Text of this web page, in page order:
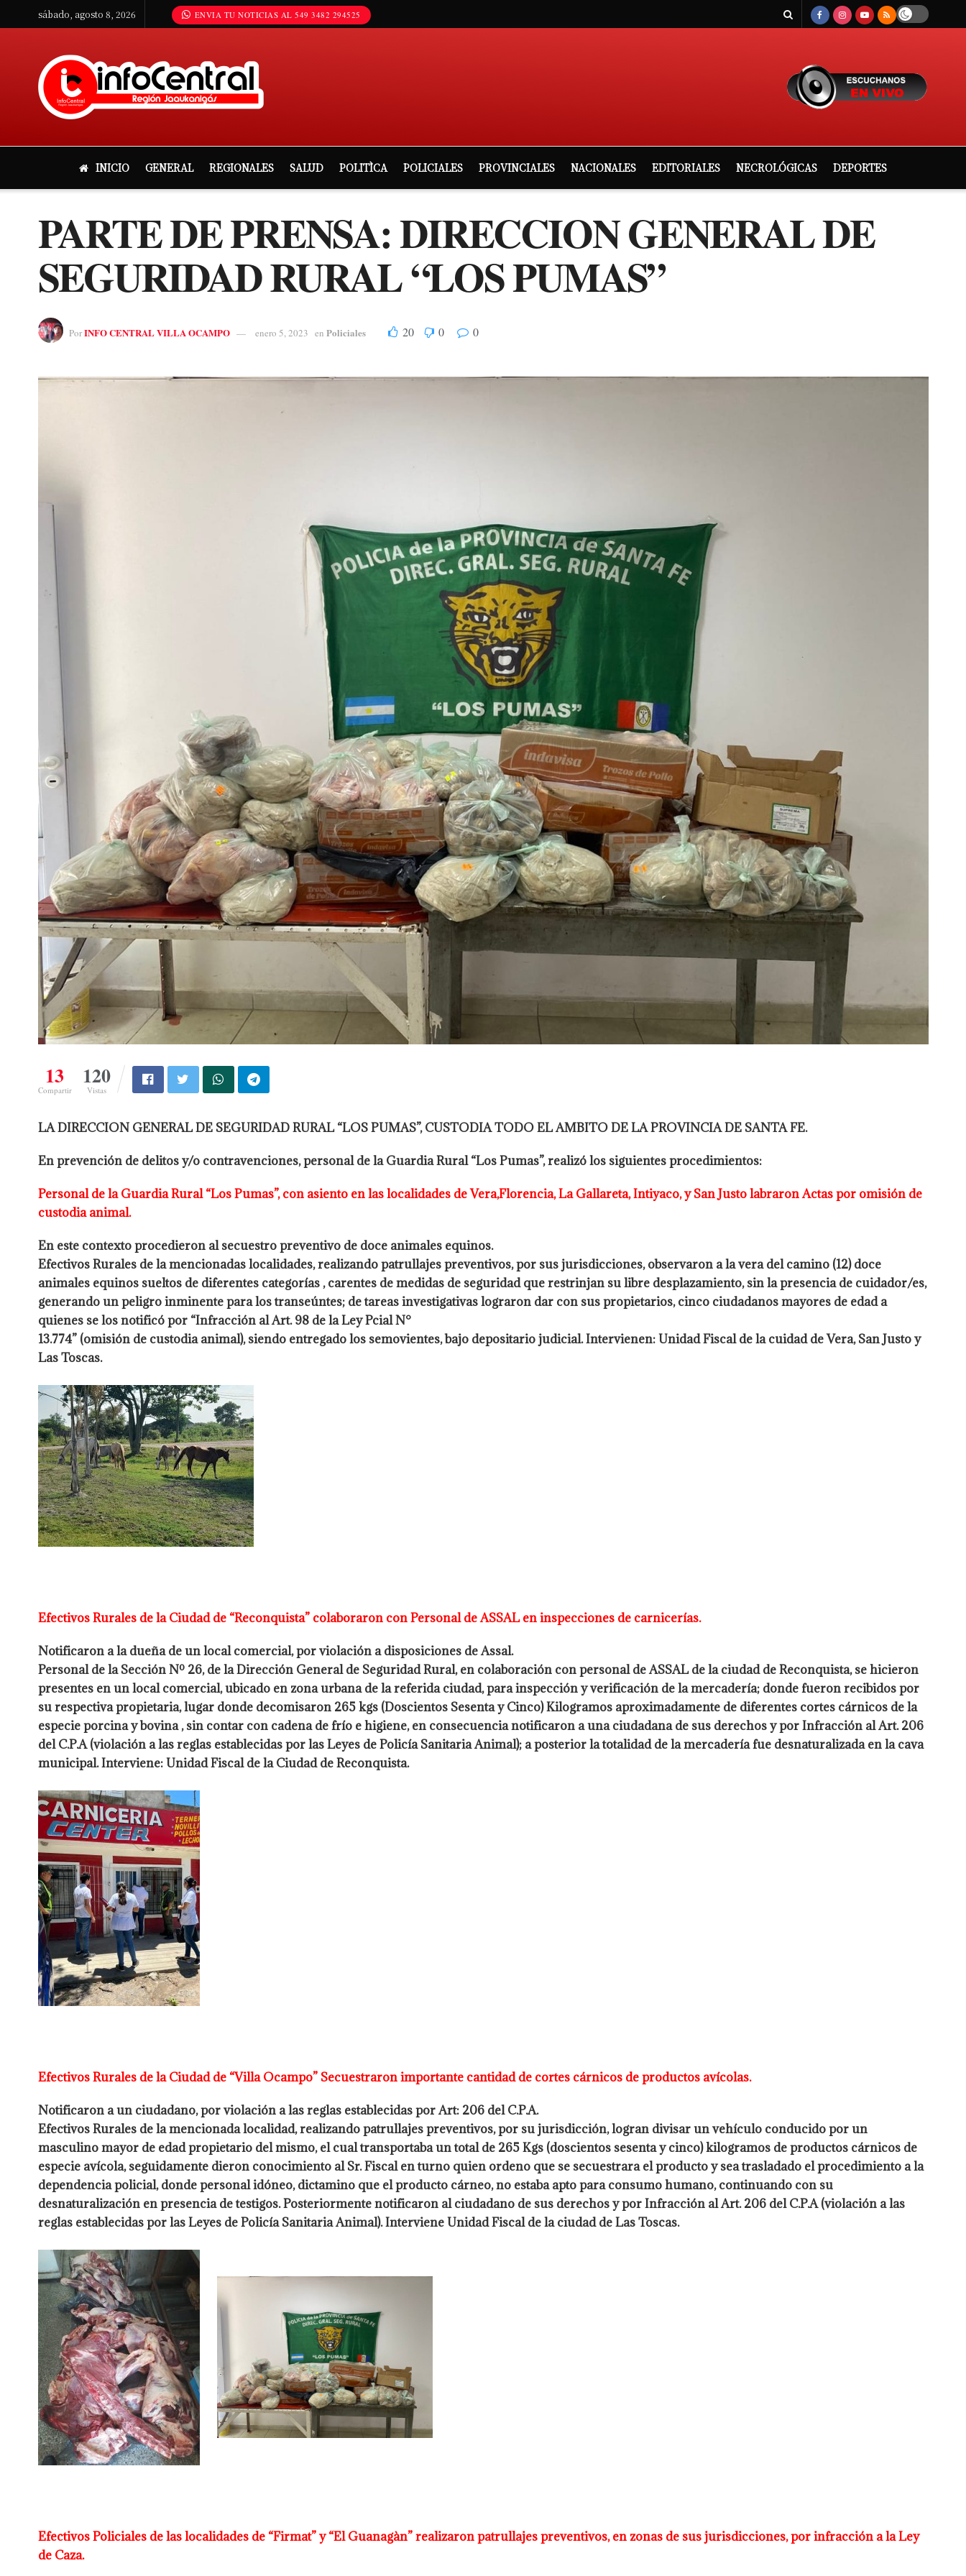
sábado, agosto 8, 2026 ENVIA TU NOTICIAS AL 549 3482 294525
INICIO GENERAL REGIONALES SALUD POLITÌCA POLICIALES PROVINCIALES NACIONALES EDITORIALES NECROLÓGICAS DEPORTES
PARTE DE PRENSA: DIRECCION GENERAL DE
SEGURIDAD RURAL “LOS PUMAS”
PorINFO CENTRAL VILLA OCAMPO enero 5, 2023 en Policiales 20 0 0
13
Compartir
120
Vistas
LA DIRECCION GENERAL DE SEGURIDAD RURAL “LOS PUMAS”, CUSTODIA TODO EL AMBITO DE LA PROVINCIA DE SANTA FE.
En prevención de delitos y/o contravenciones, personal de la Guardia Rural “LosPumas”, realizó los siguientes procedimientos:
Personal de la Guardia Rural “Los Pumas”, con asiento en las localidades de Vera,Florencia, La Gallareta, Intiyaco, y San Justo labraron Actas por omisión de
custodiaanimal.
En este contexto procedieron al secuestro preventivo de doce animales equinos.
Efectivos Rurales de la mencionadas localidades, realizando patrullajes preventivos, por sus jurisdicciones, observaron a la vera del camino (12) doce
animales equinos sueltos de diferentes categorías , carentes de medidas de seguridad que restrinjan su libre desplazamiento, sin la presencia de cuidador/es,
generando un peligro inminente para lostranseúntes; de tareas investigativas lograron dar con sus propietarios, cinco ciudadanosmayores de edad a
quienes se los notificó por “Infracción al Art. 98 de la Ley Pcial N°
13.774” (omisión de custodia animal), siendo entregado los semovientes, bajo depositariojudicial. Intervienen: Unidad Fiscal de la cuidad de Vera, San Justo y
Las Toscas.
Efectivos Rurales de la Ciudad de “Reconquista” colaboraron con Personal de ASSAL en inspecciones de carnicerías.
Notificaron a la dueña de un local comercial, por violación a disposiciones de Assal.
Personal de la Sección Nº 26, de la Dirección General de Seguridad Rural, en colaboración con personal de ASSAL de la ciudad de Reconquista, se hicieron
presentes en un localcomercial, ubicado en zona urbana de la referida ciudad, para inspección y verificación dela mercadería; donde fueron recibidos por
su respectiva propietaria, lugar donde decomisaron 265 kgs (Doscientos Sesenta y Cinco) Kilogramos aproximadamente de diferentes cortes cárnicos de la
especie porcina y bovina , sin contar con cadena de frío ehigiene, en consecuencia notificaron a una ciudadana de sus derechos y por Infracción alArt. 206
del C.P.A (violación a las reglas establecidas por las Leyes de Policía SanitariaAnimal); a posterior la totalidad de la mercadería fue desnaturalizada en la cava
municipal. Interviene: Unidad Fiscal de la Ciudad de Reconquista.
Efectivos Rurales de la Ciudad de “Villa Ocampo” Secuestraron importante cantidad de cortes cárnicos de productos avícolas.
Notificaron a un ciudadano, por violación a las reglas establecidas por Art: 206 del C.P.A.
Efectivos Rurales de la mencionada localidad, realizando patrullajes preventivos, por sujurisdicción, logran divisar un vehículo conducido por un
masculino mayor de edadpropietario del mismo, el cual transportaba un total de 265 Kgs (doscientos sesenta ycinco) kilogramos de productos cárnicos de
especie avícola, seguidamente dieron conocimiento al Sr. Fiscal en turno quien ordeno que se secuestrara el producto y seatrasladado el procedimiento a la
dependencia policial, donde personal idóneo, dictamino que el producto cárneo, no estaba apto para consumo humano, continuando con su
desnaturalización en presencia de testigos. Posteriormente notificaron al ciudadano de sus derechos y por Infracción al Art. 206 del C.P.A (violación a las
reglas establecidas por lasLeyes de Policía Sanitaria Animal). Interviene Unidad Fiscal de la ciudad de Las Toscas.
Efectivos Policiales de las localidades de “Firmat” y “El Guanagàn” realizaronpatrullajes preventivos, en zonas de sus jurisdicciones, por infracción a la Ley
de Caza.